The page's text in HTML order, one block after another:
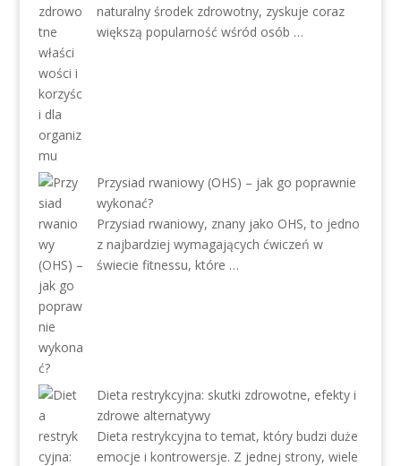
naturalny środek zdrowotny, zyskuje coraz
większą popularność wśród osób …
Przysiad rwaniowy (OHS) – jak go poprawnie
wykonać?
Przysiad rwaniowy, znany jako OHS, to jedno
z najbardziej wymagających ćwiczeń w
świecie fitnessu, które …
Dieta restrykcyjna: skutki zdrowotne, efekty i
zdrowe alternatywy
Dieta restrykcyjna to temat, który budzi duże
emocje i kontrowersje. Z jednej strony, wiele